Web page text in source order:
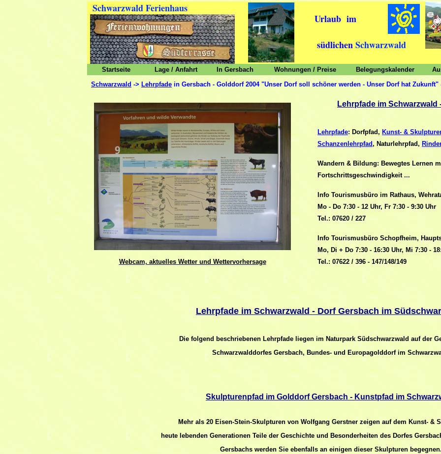
Schwarzwald Ferienhaus
Urlaub im
südlichenSchwarzwald
Startseite Lage / Anfahrt In Gersbach Wohnungen / Preise Belegungskalender
Schwarzwald -> Lehrpfade in Gersbach - Golddorf 2004 "Unser Dorf soll schöner werden - Unser Dorf hat
Webcam, aktuelles Wetter und Wettervorhersage
Lehrpfade im Schwarzwald
Lehrpfade: Dorfpfad, Kunst- &
Schanzenlehrpfad, Naturlehrpfad,
Wandern & Bildung: Bewegtes Lernen
Fortschrittsgeschwindigkeit ...
Info Tourismusbüro im Rathaus,
Mo - Do 7:30 - 12 Uhr, Fr 7:30 - 9:30 Uhr
Tel.: 07620 / 227
Info Tourismusbüro Schopfheim,
Mo, Di + Do 7:30 - 16:30 Uhr, Mi 7:30 -
Tel.: 07622 / 396 - 147/148/149
Lehrpfade im Schwarzwald - Dorf Gersbach im
Die folgend beschriebenen Lehrpfade liegen im Naturpark Südschwarzwald auf der
Schwarzwalddorfes Gersbach, Bundes- und Europagolddorf im
Skulpturenpfad im Golddorf Gersbach - Kunstpfad im
Mehr als 20 Eisen-Stein-Skulpturen von Wolfgang Gerstner zeigen auf dem Kunst- &
heute lebenden Generationen Teile der Geschichte und Besonderheiten des Dorfes
Gersbachs werden Sie ebenfalls an einigen dieser Skulpturen